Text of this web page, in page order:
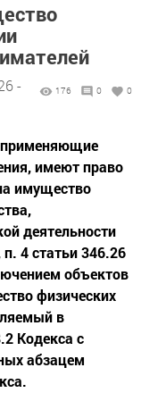
-
176 0 0
применяющие
имеют право
имущество
деятельности
4 статьи 346.26
объектов
физических
в
Кодекса с
абзацем